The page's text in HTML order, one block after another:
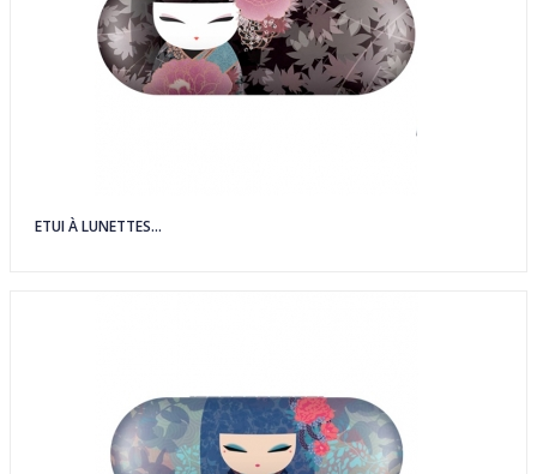
ETUI À LUNETTES...